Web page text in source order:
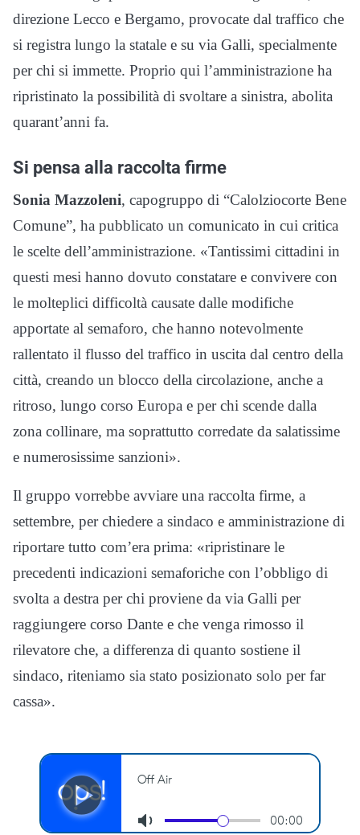
direzione Lecco e Bergamo, provocate dal traffico che
si registra lungo la statale e su via Galli, specialmente
per chi si immette. Proprio qui l’amministrazione ha
ripristinato la possibilità di svoltare a sinistra, abolita
quarant’anni fa.
Si pensa alla raccolta firme
Sonia Mazzoleni, capogruppo di “Calolziocorte Bene
Comune”, ha pubblicato un comunicato in cui critica
le scelte dell’amministrazione. «Tantissimi cittadini in
questi mesi hanno dovuto constatare e convivere con
le molteplici difficoltà causate dalle modifiche
apportate al semaforo, che hanno notevolmente
rallentato il flusso del traffico in uscita dal centro della
città, creando un blocco della circolazione, anche a
ritroso, lungo corso Europa e per chi scende dalla
zona collinare, ma soprattutto corredate da salatissime
e numerosissime sanzioni».
Il gruppo vorrebbe avviare una raccolta firme, a
settembre, per chiedere a sindaco e amministrazione di
riportare tutto com’era prima: «ripristinare le
precedenti indicazioni semaforiche con l’obbligo di
svolta a destra per chi proviene da via Galli per
raggiungere corso Dante e che venga rimosso il
rilevatore che, a differenza di quanto sostiene il
sindaco, riteniamo sia stato posizionato solo per far
cassa».